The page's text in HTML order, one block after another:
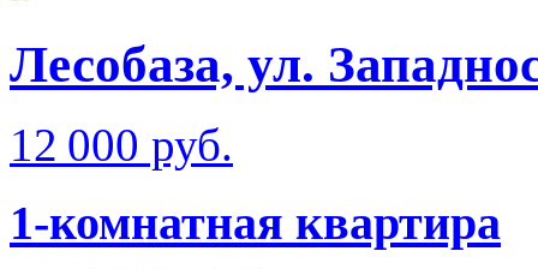
Лесобаза, ул.
12 000 руб.
1-комнатная квартира